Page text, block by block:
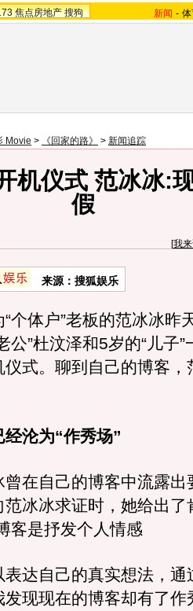
焦点房地产 搜狗 新闻 -
Movie > 《回家的路》 > 新闻追踪
机仪式 范冰冰:
假
[我
来源：搜狐娱乐
体户”老板的范冰冰昨
公”杜汶泽和5岁的“儿子
仪式。聊到自己的博客
沦为“作秀场”
自己的博客中流露出
冰冰求证时，她给出了
客是抒发个人情感
自己的真实想法，通
现现在的博客却有了作